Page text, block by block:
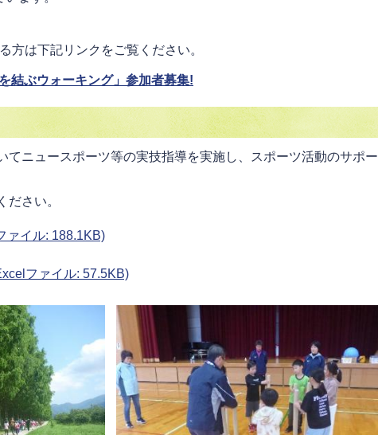
方は下記リンクをご覧ください。
結ぶウォーキング」参加者募集!
てニュースポーツ等の実技指導を実施し、スポーツ活動のサポー
ださい。
ァイル: 188.1KB)
ファイル: 57.5KB)